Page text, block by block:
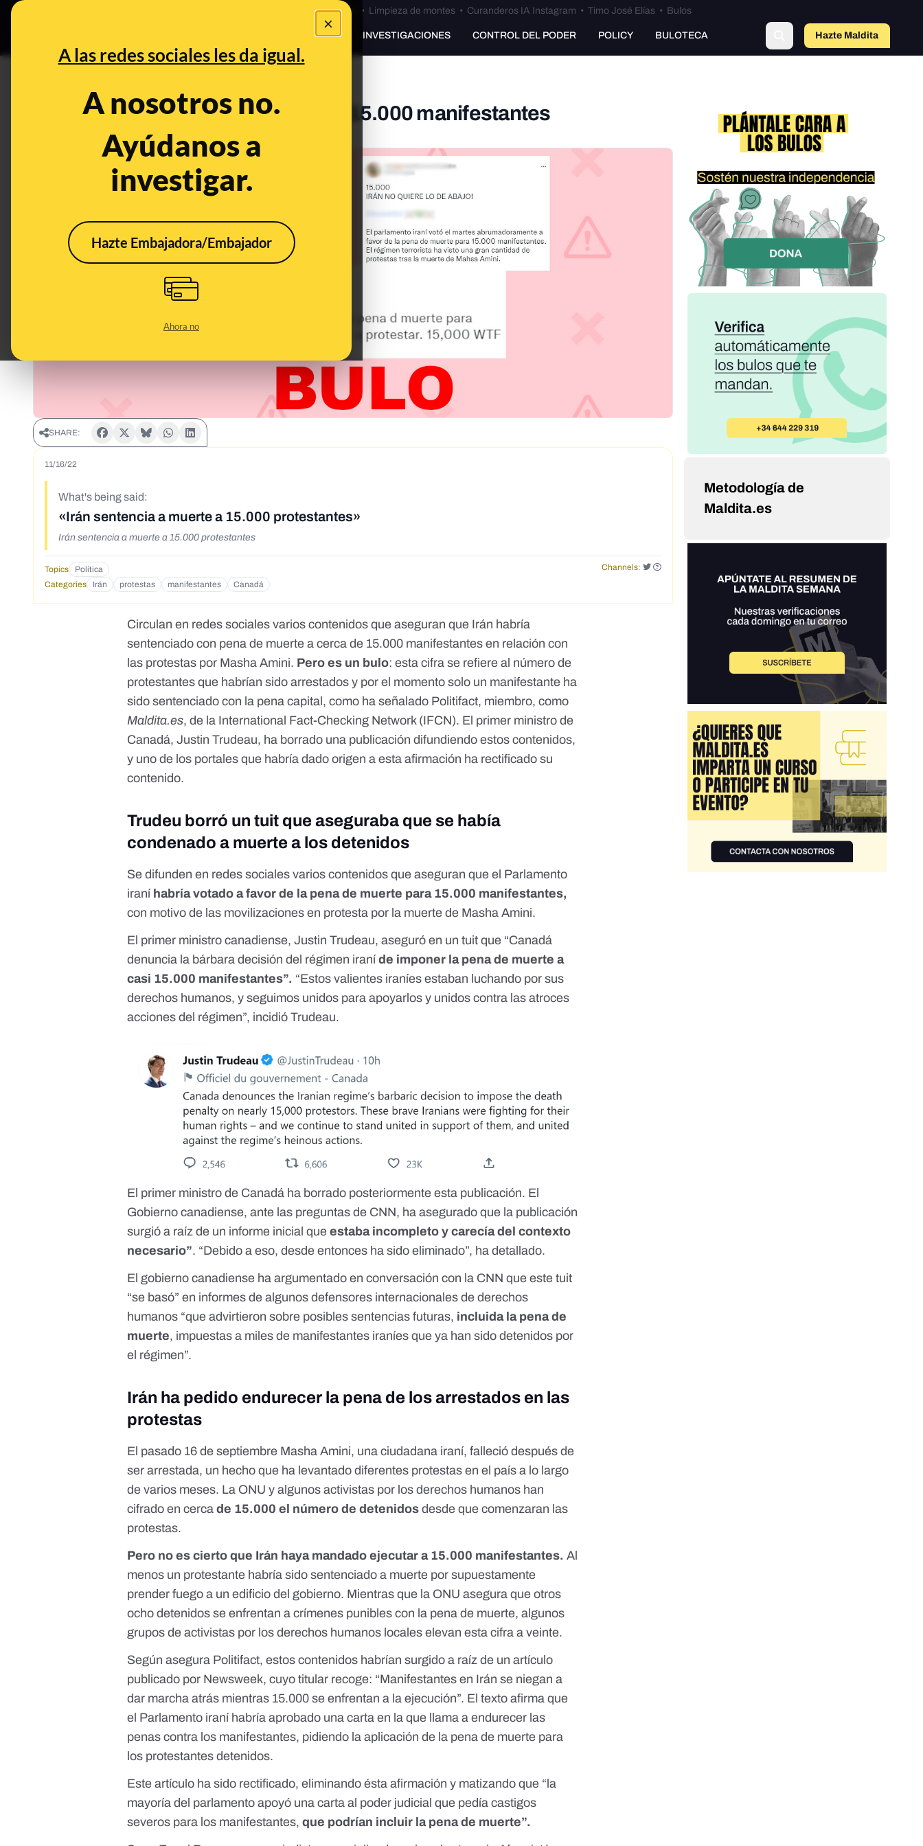
×
A las redes sociales les da igual.
A nosotros no.
Ayúdanos a
investigar.
Hazte Embajadora/Embajador
Ahora no
Bulos Ceuta • Limpieza de montes• Curanderos IA Instagram • Timo José Elías• Bulos
PREBUNKING INVESTIGACIONES CONTROL DEL PODER POLICY BULOTECA Hazte Maldit o
a
No, Irán no ha mandado ejecutar a 15.000 manifestantes
Nov 17, 2022, 12:41:08 PM
SHARE:
11/16/22
What's being said:
«Irán sentencia a muerte a 15.000 protestantes»
Irán sentencia a muerte a 15.000 protestantes
Topics Política
Channels:
Categories
Irán protestas manifestantes Canadá
Circulan en redes sociales varios contenidos que aseguran que Irán habría
sentenciado con pena de muerte a cerca de 15.000 manifestantes en relación con
las protestas por Masha Amini. Pero es un bulo: esta cifra se refiere al número de
protestantes que habrían sido arrestados y por el momento solo un manifestante ha
sido sentenciado con la pena capital, como ha señalado Politifact, miembro, como
Maldita.es, de la International Fact-Checking Network(IFCN). El primer ministro de
Canadá, Justin Trudeau, ha borrado una publicación difundiendo estos contenidos,
y uno de los portales que habría dado origen a esta afirmación ha rectificado su
contenido.
Trudeu borró un tuit que aseguraba que se había
condenado a muerte a los detenidos
Se difundenen redes sociales varios contenidos que aseguran que el Parlamento
iraní habría votado a favor de la pena de muerte para 15.000 manifestantes,
con motivo de las movilizaciones en protesta por la muerte de Masha Amini.
El primer ministro canadiense, Justin Trudeau,aseguró en un tuitque “Canadá
denuncia la bárbara decisión del régimen iraníde imponer la pena de muerte a
casi 15.000 manifestantes”. “Estos valientes iraníes estaban luchando por sus
derechos humanos, y seguimos unidos para apoyarlos y unidos contra las atroces
acciones del régimen”, incidió Trudeau.
El primer ministro de Canadá ha borrado posteriormente esta publicación. El
Gobierno canadiense, ante las preguntas de CNN, ha asegurado que la publicación
surgió a raíz de un informe inicial que estaba incompleto y carecía del contexto
necesario”. “Debido a eso, desde entonces ha sido eliminado”, ha detallado.
El gobierno canadiense ha argumentado en conversación con la CNN que este tuit
“se basó” en informes de algunos defensores internacionales de derechos
humanos “que advirtieron sobre posibles sentencias futuras, incluida la pena de
muerte, impuestas a miles de manifestantes iraníes que ya han sido detenidos por
el régimen”.
Irán ha pedido endurecer la pena de los arrestados en las
protestas
El pasado 16 de septiembre Masha Amini, una ciudadana iraní, falleció después de
ser arrestada, un hecho que ha levantado diferentes protestas en el país a lo largo
de varios meses. La ONU yalgunos activistas por los derechos humanos han
cifrado en cercade 15.000 el número de detenidos desde que comenzaran las
protestas.
Pero no es cierto que Irán haya mandado ejecutar a 15.000 manifestantes. Al
menos un protestante habría sido sentenciado a muerte por supuestamente
prender fuego a un edificio del gobierno. Mientras que la ONU asegura que otros
ocho detenidos se enfrentan a crímenes punibles con la pena de muerte, algunos
grupos de activistas por los derechos humanos locales elevan esta cifra a veinte.
Según asegura Politifact, estos contenidos habrían surgido a raíz de un artículo
publicado por Newsweek, cuyo titular recoge: “Manifestantes en Irán se niegan a
dar marcha atrás mientras 15.000 se enfrentan a la ejecución”. El texto afirma que
el Parlamento iraní habría aprobado una carta en la que llama a endurecer las
penas contra los manifestantes, pidiendo la aplicación de la pena de muerte para
los protestantes detenidos.
Este artículo ha sido rectificado, eliminando ésta afirmación y matizando que “la
mayoría del parlamento apoyó una carta al poder judicial que pedía castigos
severos para los manifestantes,que podrían incluir la pena de muerte”.
Metodología de
Maldita.es